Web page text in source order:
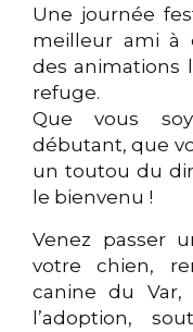
Une journée
meilleur ami à
des animations
refuge.
Que vous
débutant, que
un toutou du
le bienvenu !
Venez passer
votre chien,
canine du Var,
l’adoption,